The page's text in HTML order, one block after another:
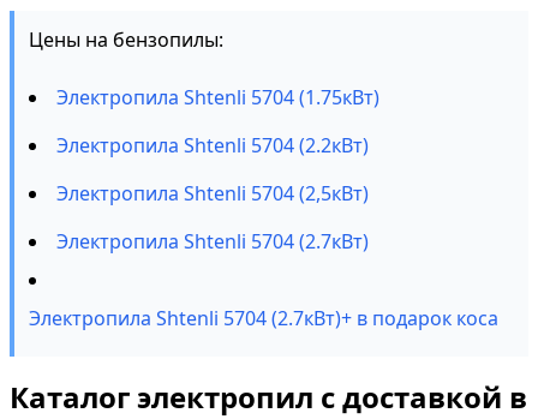
Цены на бензопилы:
Электропила Shtenli 5704 (1.75кВт)
Электропила Shtenli 5704 (2.2кВт)
Электропила Shtenli 5704 (2,5кВт)
Электропила Shtenli 5704 (2.7кВт)
Электропила Shtenli 5704 (2.7кВт)+ в подарок коса
Каталог электропил с доставкой в